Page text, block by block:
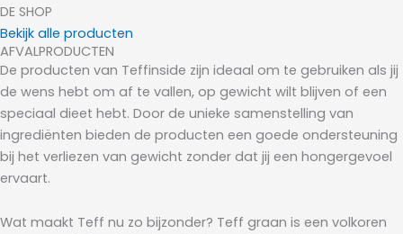
DE SHOP
Bekijk alle producten
AFVALPRODUCTEN
De producten van Teffinside zijn ideaal om te gebruiken als jij
de wens hebt om af te vallen, op gewicht wilt blijven of een
speciaal dieet hebt. Door de unieke samenstelling van
ingrediënten bieden de producten een goede ondersteuning
bij het verliezen van gewicht zonder dat jij een hongergevoel
ervaart.
Wat maakt Teff nu zo bijzonder? Teff graan is een volkoren